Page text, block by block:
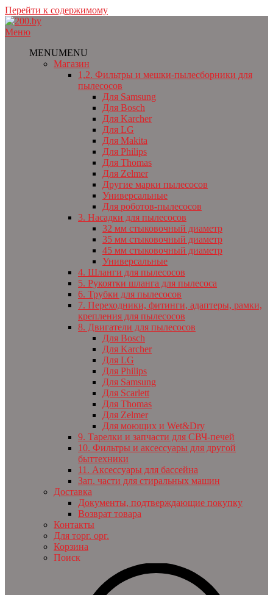
Перейти к содержимому
Меню
MENUMENU
Магазин
1,2. Фильтры и мешки-пылесборники для
пылесосов
Для Samsung
Для Bosch
Для Karcher
Для LG
Для Makita
Для Philips
Для Thomas
Для Zelmer
Другие марки пылесосов
Универсальные
Для роботов-пылесосов
3. Насадки для пылесосов
32 мм стыковочный диаметр
35 мм стыковочный диаметр
45 мм стыковочный диаметр
Универсальные
4. Шланги для пылесосов
5. Рукоятки шланга для пылесоса
6. Трубки для пылесосов
7. Переходники, фитинги, адаптеры, рамки,
крепления для пылесосов
8. Двигатели для пылесосов
Для Bosch
Для Karcher
Для LG
Для Philips
Для Samsung
Для Scarlett
Для Thomas
Для Zelmer
Для моющих и Wet&Dry
9. Тарелки и запчасти для СВЧ-печей
10. Фильтры и аксессуары для другой
быттехники
11. Аксессуары для бассейна
Зап. части для стиральных машин
Доставка
Документы, подтверждающие покупку
Возврат товара
Контакты
Для торг. орг.
Корзина
Поиск